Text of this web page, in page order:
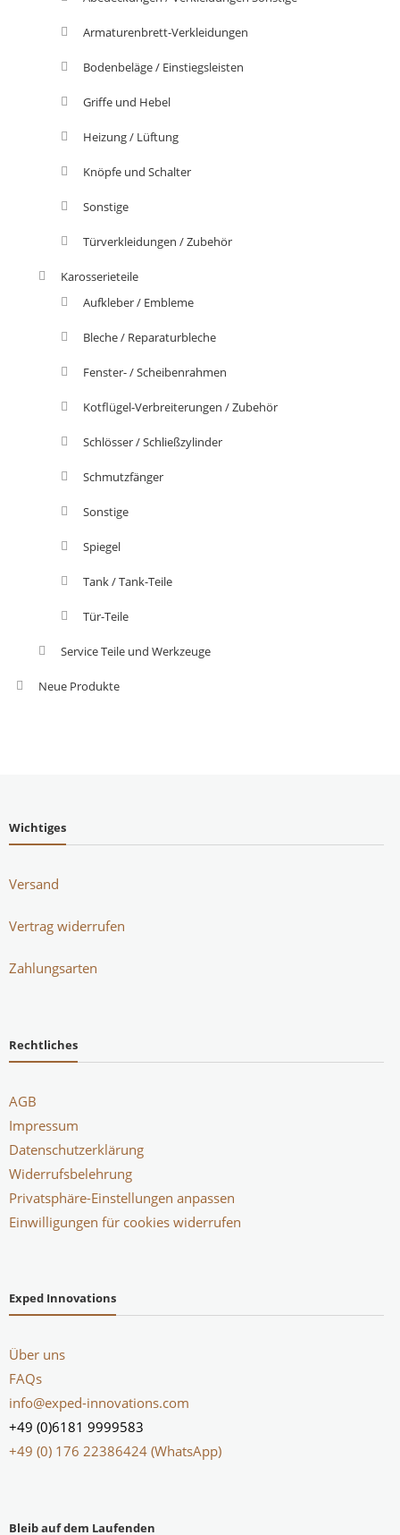
Armaturenbrett-Verkleidungen
Bodenbeläge / Einstiegsleisten
Griffe und Hebel
Heizung / Lüftung
Knöpfe und Schalter
Sonstige
Türverkleidungen / Zubehör
Karosserieteile
Aufkleber / Embleme
Bleche / Reparaturbleche
Fenster- / Scheibenrahmen
Kotflügel-Verbreiterungen / Zubehör
Schlösser / Schließzylinder
Schmutzfänger
Sonstige
Spiegel
Tank / Tank-Teile
Tür-Teile
Service Teile und Werkzeuge
Neue Produkte
Wichtiges
Versand
Vertrag widerrufen
Zahlungsarten
Rechtliches
AGB
Impressum
Datenschutzerklärung
Widerrufsbelehrung
Privatsphäre-Einstellungen anpassen
Einwilligungen für cookies widerrufen
Exped Innovations
Über uns
FAQs
info@exped-innovations.com
+49 (0)6181 9999583
+49 (0) 176 22386424 (WhatsApp)
Bleib auf dem Laufenden